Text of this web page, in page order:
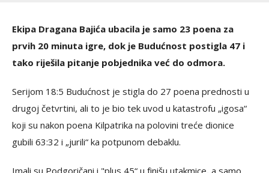
Ekipa Dragana Bajića ubacila je samo 23 poena za
prvih 20 minuta igre, dok je Budućnost postigla 47 i
tako riješila pitanje pobjednika već do odmora.
Serijom 18:5 Budućnost je stigla do 27 poena prednosti u
drugoj četvrtini, ali to je bio tek uvod u katastrofu „igosa“
koji su nakon poena Kilpatrika na polovini treće dionice
gubili 63:32 i „jurili“ ka potpunom debaklu.
Imali su Podgoričani i "plus 45“ u finišu utakmice, a samo